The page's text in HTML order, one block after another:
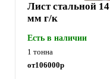
Лист стальной 14
мм г/к
Есть в наличии
1 тонна
от106000р